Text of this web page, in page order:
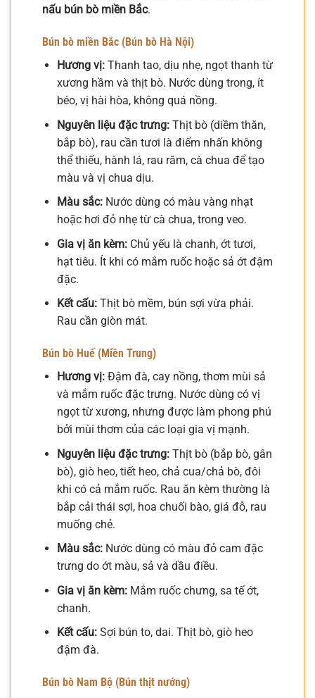
nấu bún bò miền Bắc.
Bún bò miền Bắc (Bún bò Hà Nội)
Hương vị:Thanh tao, dịu nhẹ, ngọt thanh từ
xương hầm và thịt bò. Nước dùng trong, ít
béo, vị hài hòa, không quá nồng.
Nguyên liệu đặc trưng:Thịt bò (diềm thăn,
bắp bò), rau cần tươi là điểm nhấn không
thể thiếu, hành lá, rau răm, cà chua để tạo
màu và vị chua dịu.
Màu sắc:Nước dùng có màu vàng nhạt
hoặc hơi đỏ nhẹ từ cà chua, trong veo.
Gia vị ăn kèm:Chủ yếu là chanh, ớt tươi,
hạt tiêu. Ít khi có mắm ruốc hoặc sả ớt đậm
đặc.
Kết cấu:Thịt bò mềm, bún sợi vừa phải.
Rau cần giòn mát.
Bún bò Huế (Miền Trung)
Hương vị:Đậm đà, cay nồng, thơm mùi sả
và mắm ruốc đặc trưng. Nước dùng có vị
ngọt từ xương, nhưng được làm phong phú
bởi mùi thơm của các loại gia vị mạnh.
Nguyên liệu đặc trưng:Thịt bò (bắp bò, gân
bò), giò heo, tiết heo, chả cua/chả bò, đôi
khi có cả mắm ruốc. Rau ăn kèm thường là
bắp cải thái sợi, hoa chuối bào, giá đỗ, rau
muống chẻ.
Màu sắc:Nước dùng có màu đỏ cam đặc
trưng do ớt màu, sả và dầu điều.
Gia vị ăn kèm:Mắm ruốc chưng, sa tế ớt,
chanh.
Kết cấu:Sợi bún to, dai. Thịt bò, giò heo
đậm đà.
Bún bò Nam Bộ (Bún thịt nướng)